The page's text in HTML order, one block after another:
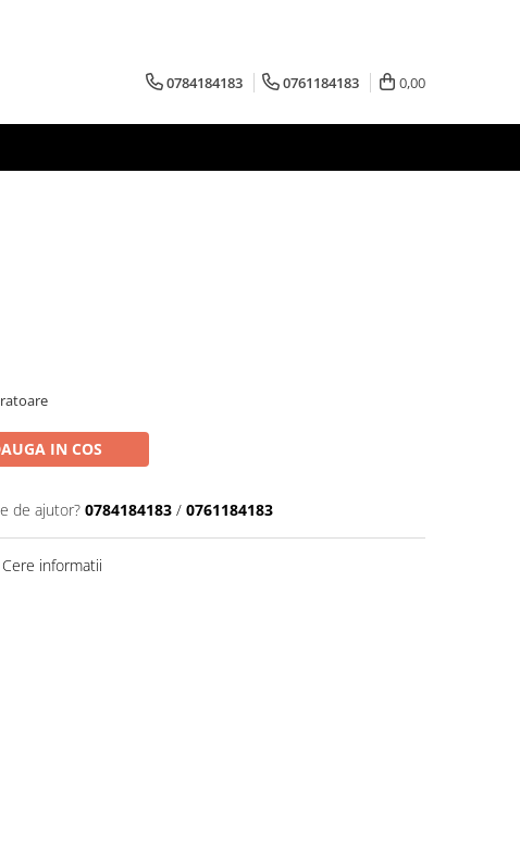
0784184183 0761184183 0,00
IN COS
de ajutor? 0784184183 / 0761184183
Cere informatii